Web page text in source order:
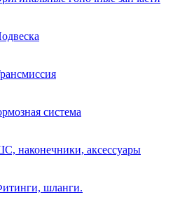
система
наконечники, аксессуары
шланги.